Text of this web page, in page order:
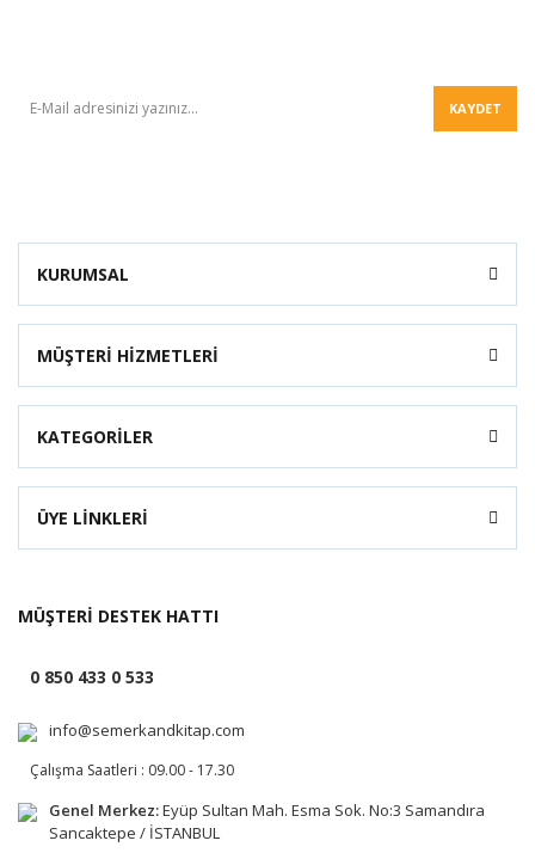
KAYDET
KURUMSAL
MÜŞTERİ HİZMETLERİ
KATEGORİLER
ÜYE LİNKLERİ
MÜŞTERİ DESTEK HATTI
0 850 433 0 533
info@semerkandkitap.com
Çalışma Saatleri : 09.00 - 17.30
Genel Merkez:Eyüp Sultan Mah. Esma Sok. No:3 Samandıra
Sancaktepe / İSTANBUL